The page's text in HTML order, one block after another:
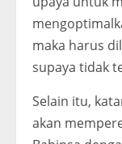
maka harus
supaya tidak
Selain itu,
akan